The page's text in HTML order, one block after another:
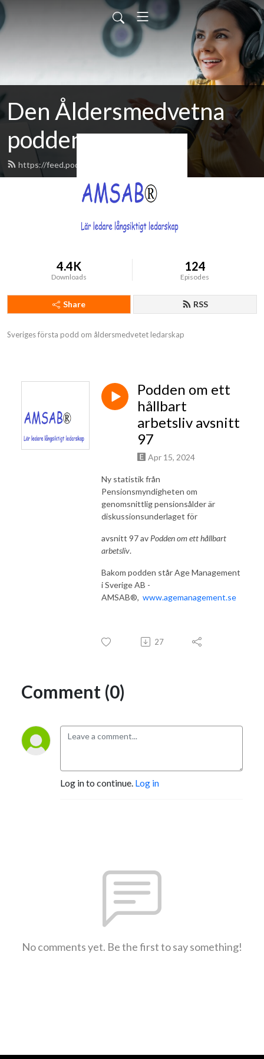
Den Åldersmedvetna
podden
https://feed.podbean.com/amsab/feed.xml
4.4K
Downloads
124
Episodes
Share RSS
Sveriges första podd om åldersmedvetet ledarskap
Podden om ett
hållbart
arbetsliv avsnitt
97
Apr 15, 2024
Ny statistik från
Pensionsmyndigheten om
genomsnittlig pensionsålder är
diskussionsunderlaget för
avsnitt 97 av Podden om ett hållbart
arbetsliv.
Bakom podden står Age Management
i Sverige AB -
AMSAB®, www.agemanagement.se
27
Comment (0)
Log in to continue. Log in
No comments yet. Be the first to say something!